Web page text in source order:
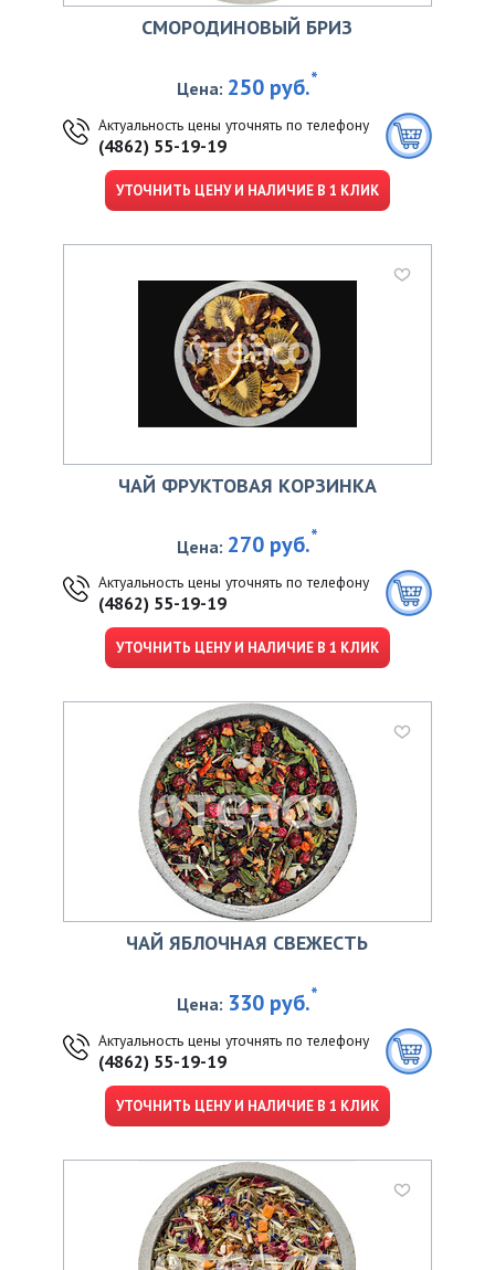
СМОРОДИНОВЫЙ БРИЗ
Цена: 250 руб.*
Актуальность цены уточнять по телефону
(4862) 55-19-19
УТОЧНИТЬ ЦЕНУ И НАЛИЧИЕ В 1 КЛИК
ЧАЙ ФРУКТОВАЯ КОРЗИНКА
Цена: 270 руб.*
Актуальность цены уточнять по телефону
(4862) 55-19-19
УТОЧНИТЬ ЦЕНУ И НАЛИЧИЕ В 1 КЛИК
ЧАЙ ЯБЛОЧНАЯ СВЕЖЕСТЬ
Цена: 330 руб.*
Актуальность цены уточнять по телефону
(4862) 55-19-19
УТОЧНИТЬ ЦЕНУ И НАЛИЧИЕ В 1 КЛИК